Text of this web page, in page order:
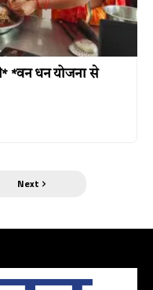
*वन धन योजना से
Next